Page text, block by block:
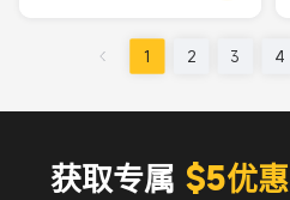
1 2 3 4
获取专属 $5优惠